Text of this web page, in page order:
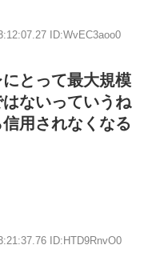
ID:WvEC3aoo0
とって最大規模
ないっていうね
用されなくなる
ID:HTD9RnvO0